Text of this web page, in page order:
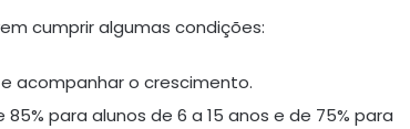
cumprir algumas condições:
acompanhar o crescimento.
para alunos de 6 a 15 anos e de 75% para